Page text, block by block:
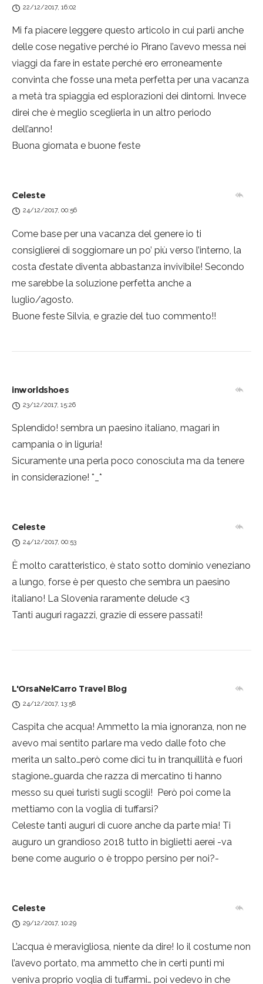
22/12/2017, 16:02
Mi fa piacere leggere questo articolo in cui parli anche
delle cose negative perché io Pirano l’avevo messa nei
viaggi da fare in estate perché ero erroneamente
convinta che fosse una meta perfetta per una vacanza
a metà tra spiaggia ed esplorazioni dei dintorni. Invece
direi che è meglio sceglierla in un altro periodo
dell’anno!
Buona giornata e buone feste
Celeste
24/12/2017, 00:56
Come base per una vacanza del genere io ti
consiglierei di soggiornare un po’ più verso l’interno, la
costa d’estate diventa abbastanza invivibile! Secondo
me sarebbe la soluzione perfetta anche a
luglio/agosto.
Buone feste Silvia, e grazie del tuo commento!!
inworldshoes
23/12/2017, 15:26
Splendido! sembra un paesino italiano, magari in
campania o in liguria!
Sicuramente una perla poco conosciuta ma da tenere
in considerazione! *_*
Celeste
24/12/2017, 00:53
È molto caratteristico, è stato sotto dominio veneziano
a lungo, forse è per questo che sembra un paesino
italiano! La Slovenia raramente delude <3
Tanti auguri ragazzi, grazie di essere passati!
L'OrsaNelCarro Travel Blog
24/12/2017, 13:58
Caspita che acqua! Ammetto la mia ignoranza, non ne
avevo mai sentito parlare ma vedo dalle foto che
merita un salto…però come dici tu in tranquillità e fuori
stagione…guarda che razza di mercatino ti hanno
messo su quei turisti sugli scogli!
Però poi come la
mettiamo con la voglia di tuffarsi?
Celeste tanti auguri di cuore anche da parte mia! Ti
auguro un grandioso 2018 tutto in biglietti aerei -va
bene come augurio o è troppo persino per noi?-
Celeste
29/12/2017, 10:29
L’acqua è meravigliosa, niente da dire! Io il costume non
l’avevo portato, ma ammetto che in certi punti mi
veniva proprio voglia di tuffarmi… poi vedevo in che